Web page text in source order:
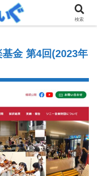
金 第4回(2023年
検索